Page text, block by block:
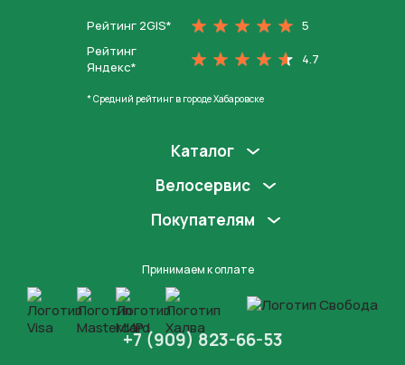
Рейтинг 2GIS*
5
Рейтинг
Яндекс*
4.7
* Средний рейтинг в городе Хабаровске
Каталог
Велосервис
Покупателям
Принимаем к оплате
+7 (909) 823-66-53